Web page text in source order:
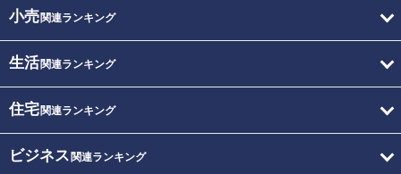
小売関連ランキング
生活関連ランキング
住宅関連ランキング
ビジネス 関連ランキング